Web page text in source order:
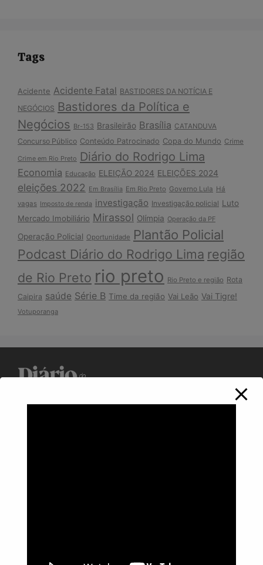
Tags
Acidente Acidente Fatal BASTIDORES DA NOTÍCIA E
NEGÓCIOS Bastidores da Política e
Negócios Br-153 Brasileirão Brasília CATANDUVA
Concurso Público Conteúdo Patrocinado Copa do Mundo Crime
Crime em Rio Preto Diário do Rodrigo Lima
Economia Educação ELEIÇÃO 2024 ELEIÇÕES 2024
eleições 2022 Em Brasília Em Rio Preto Governo Lula Há
vagas
Imposto de renda investigação Investigação policial Luto
Mercado Imobiliário Mirassol Olímpia Operação da PF
Operação Policial Oportunidade Plantão Policial
Podcast Diário do Rodrigo Lima região
de Rio Preto rio preto Rio Preto e região Rota
Caipira saúde Série B Time da região Vai Leão Vai Tigre!
Votuporanga